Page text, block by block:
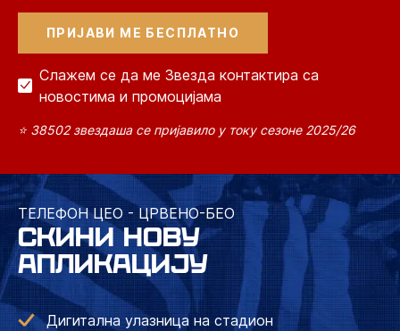
Слажем се да ме Звезда контактира са
новостима и промоцијама
⭐ 38502 звездаша се пријавило у току сезоне 2025/26
ТЕЛЕФОН ЦЕО - ЦРВЕНО-БЕО
СКИНИ НОВУ
АПЛИКАЦИЈУ
Дигитална улазница на стадион